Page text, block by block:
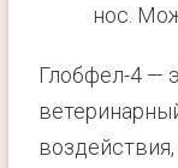
нос.
Глобфел-4 —